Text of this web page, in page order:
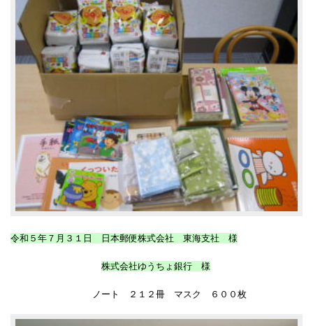
令和５年７月３１日 日本郵便株式会社 東海支社 様
株式会社ゆうちょ銀行 様
ノート ２１２冊 マスク ６００枚